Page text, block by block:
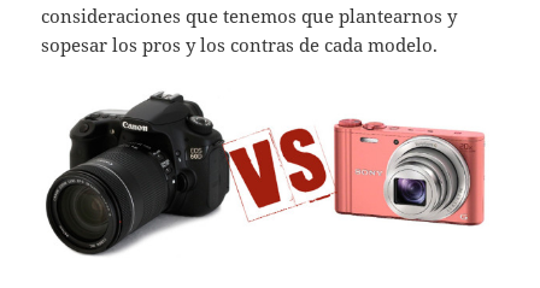
consideraciones que tenemos que plantearnos y
sopesar los pros y los contras de cada modelo.